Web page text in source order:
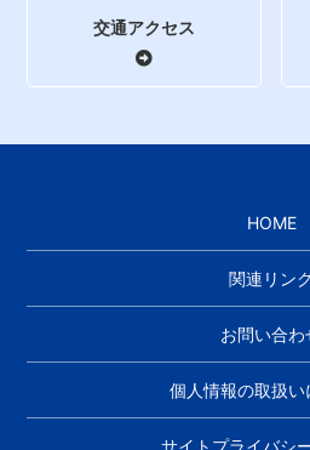
交通アクセス
HOME
関連リンク
お問い合わ
個人情報の取扱い